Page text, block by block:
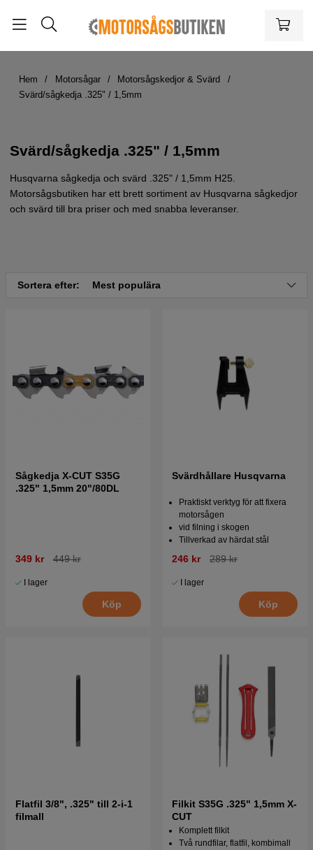
Hem Motorsågar
Motorsågskedjor & Svärd
Svärd/sågkedja .325" / 1,5mm
Svärd/sågkedja .325" / 1,5mm
Husqvarna sågkedja och svärd .325" / 1,5mm H25.
Motorsågsbutiken har ett brett sortiment av Husqvarna sågkedjor
och svärd till bra priser och med snabba leveranser.
Sortera efter: Mest populära
Sågkedja X-CUT S35G
.325" 1,5mm 20"/80DL
349 kr 449 kr
I lager
Köp
Svärdhållare Husqvarna
Praktiskt verktyg för att fixera
motorsågen
vid filning i skogen
Tillverkad av härdat stål
246 kr 289 kr
I lager
Köp
Flatfil 3/8", .325" till 2-i-1
filmall
Filkit S35G .325" 1,5mm X-
CUT
Komplett filkit
Två rundfilar, flatfil, kombimall